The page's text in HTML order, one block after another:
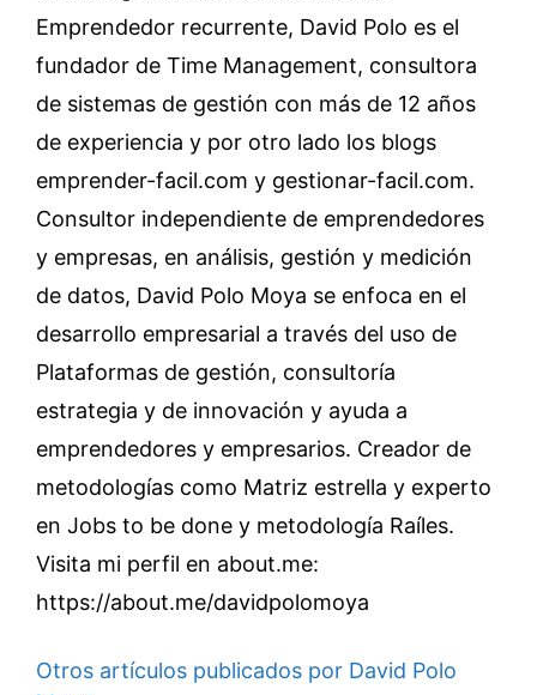
Emprendedor recurrente, David Polo es el
fundador de Time Management, consultora
de sistemas de gestión con más de 12 años
de experiencia y por otro lado los blogs
emprender-facil.com y gestionar-facil.com.
Consultor independiente de emprendedores
y empresas, en análisis, gestión y medición
de datos, David Polo Moya se enfoca en el
desarrollo empresarial a través del uso de
Plataformas de gestión, consultoría
estrategia y de innovación y ayuda a
emprendedores y empresarios. Creador de
metodologías como Matriz estrella y experto
en Jobs to be done y metodología Raíles.
Visita mi perfil en about.me:
https://about.me/davidpolomoya
Otros artículos publicados por David Polo